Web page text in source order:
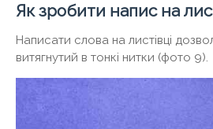
Як зробити напис на
Написати слова на листівці
витягнутий в тонкі нитки (фото 9).